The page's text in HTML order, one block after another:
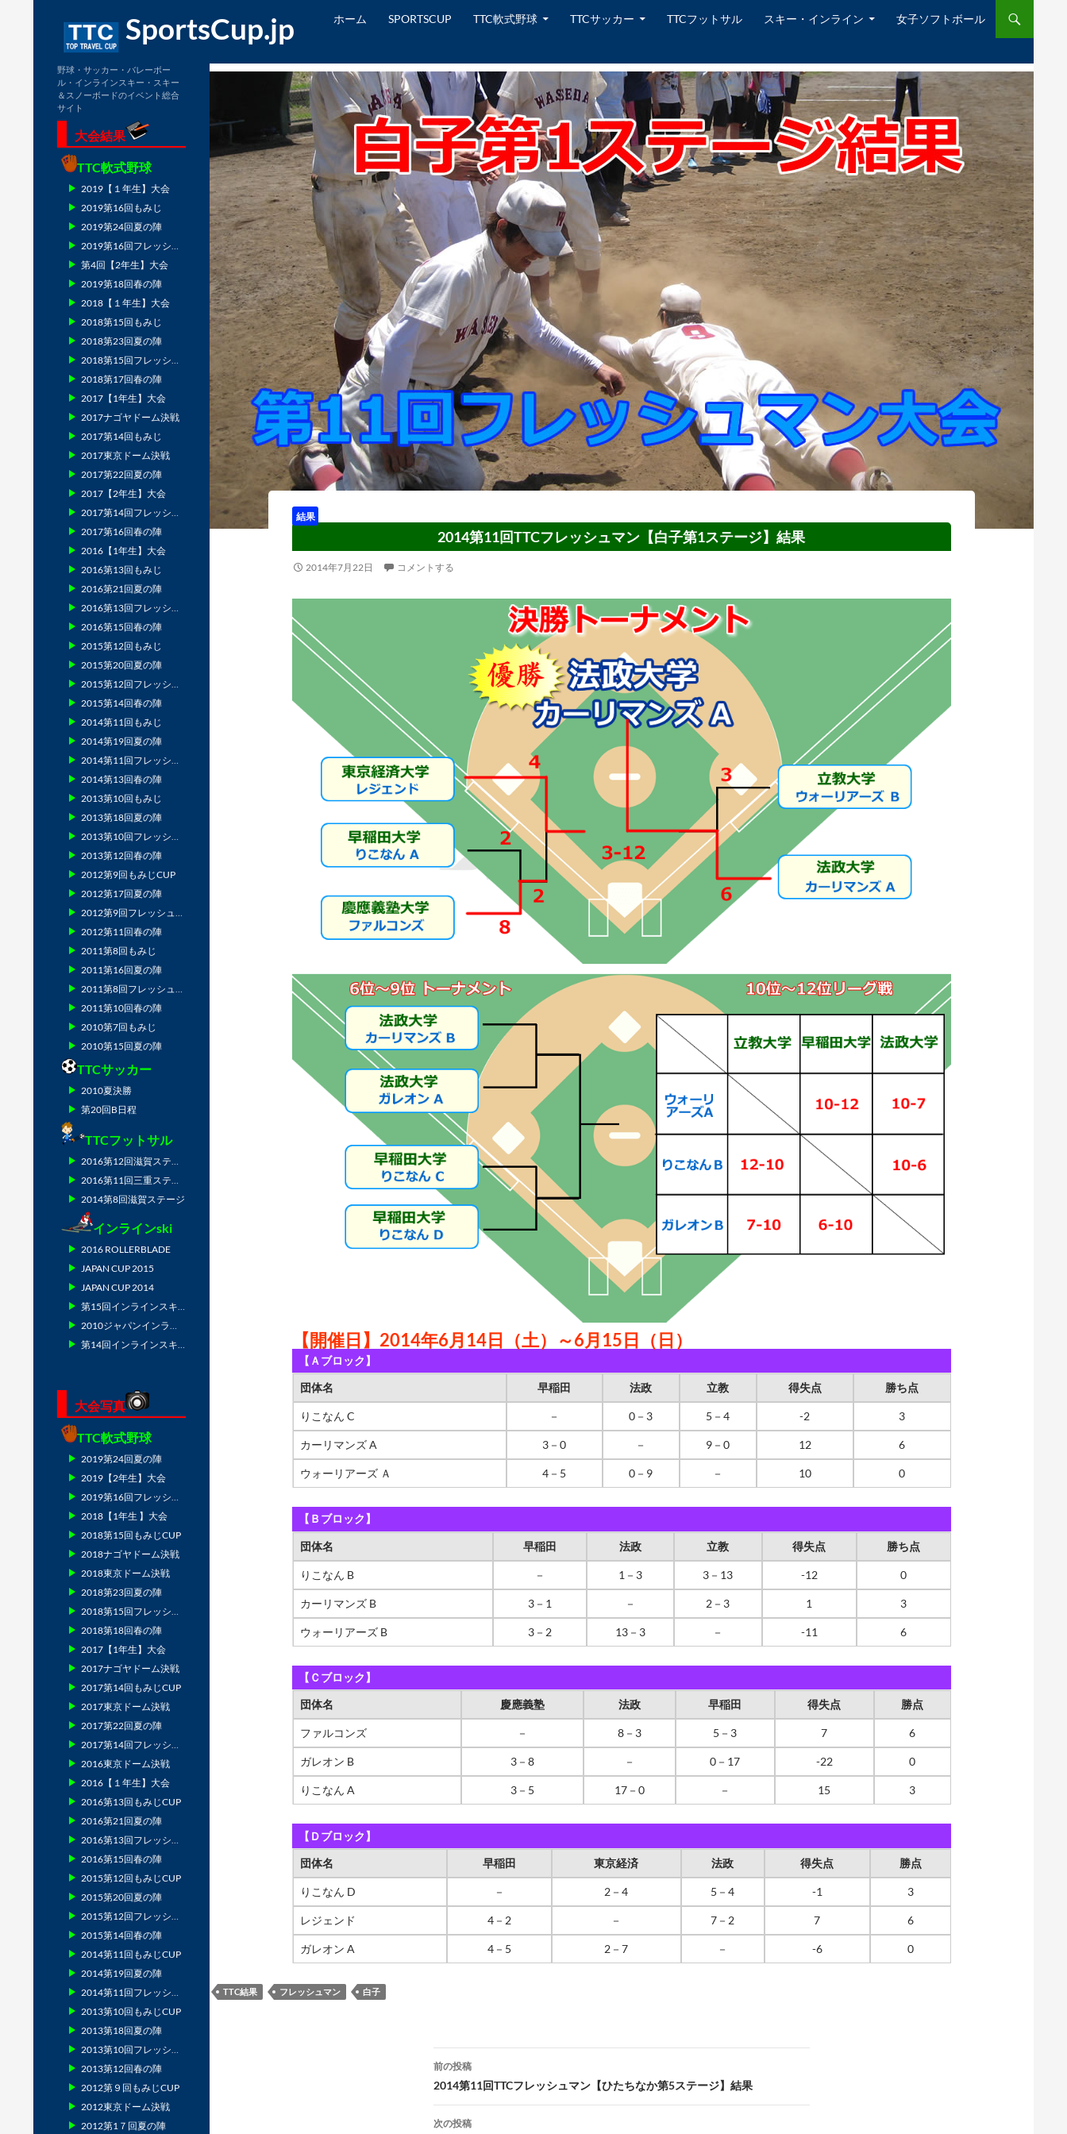
SportsCup.jp
ホーム
SPORTSCUP TTC軟式野球 TTCサッカー TTCフットサル スキー・インライン 女子ソフトボール
結果
2014第11回TTCフレッシュマン【白子第1ステージ】結果
2014年7月22日 コメントする
【開催日】2014年6月14日（土）～6月15日（日）
【Ａブロック】
団体名 早稲田 法政 立教 得失点 勝ち点
りこなん C － 0－3 5－4 -2 3
カーリマンズ A 3－0 － 9－0 12 6
ウォーリアーズ Ａ 4－5 0－9 － 10 0
【Ｂブロック】
団体名 早稲田 法政 立教 得失点 勝ち点
りこなん B － 1－3 3－13 -12 0
カーリマンズ B 3－1 － 2－3 1 3
ウォーリアーズ B 3－2 13－3 － -11 6
【Ｃブロック】
団体名 慶應義塾 法政 早稲田 得失点 勝点
ファルコンズ － 8－3 5－3 7 6
ガレオン B 3－8 － 0－17 -22 0
りこなん A 3－5 17－0 － 15 3
【Ｄブロック】
団体名 早稲田 東京経済 法政 得失点 勝点
りこなん D － 2－4 5－4 -1 3
レジェンド 4－2 － 7－2 7 6
ガレオン A 4－5 2－7 － -6 0
TTC結果 フレッシュマン 白子
投
稿
ナ
前の投稿
2014第11回TTCフレッシュマン【ひたちなか第5ステージ】結果
次の投稿
野球・サッカー・バレーボー
ル・インラインスキー・スキー
＆スノーボードのイベント総合
サイト
大会結果
TTC軟式野球
2019【１年生】大会
2019第16回もみじ
2019第24回夏の陣
2019第16回フレッシュマン
第4回【2年生】大会
2019第18回春の陣
2018【１年生】大会
2018第15回もみじ
2018第23回夏の陣
2018第15回フレッシュマン
2018第17回春の陣
2017【1年生】大会
2017ナゴヤドーム決戦
2017第14回もみじ
2017東京ドーム決戦
2017第22回夏の陣
2017【2年生】大会
2017第14回フレッシュマン
2017第16回春の陣
2016【1年生】大会
2016第13回もみじ
2016第21回夏の陣
2016第13回フレッシュマン
2016第15回春の陣
2015第12回もみじ
2015第20回夏の陣
2015第12回フレッシュマン
2015第14回春の陣
2014第11回もみじ
2014第19回夏の陣
2014第11回フレッシュマン
2014第13回春の陣
2013第10回もみじ
2013第18回夏の陣
2013第10回フレッシュマン
2013第12回春の陣
2012第9回もみじCUP
2012第17回夏の陣
2012第9回フレッシュマン
2012第11回春の陣
2011第8回もみじ
2011第16回夏の陣
2011第8回フレッシュマン
2011第10回春の陣
2010第7回もみじ
2010第15回夏の陣
TTCサッカー
2010夏決勝
第20回B日程
TTCフットサル
2016第12回滋賀ステージ
2016第11回三重ステージ
2014第8回滋賀ステージ
インラインski
2016 ROLLERBLADE
JAPAN CUP 2015
JAPAN CUP 2014
第15回インラインスキー技術選
2010ジャパンインラインスキー
第14回インラインスキー技術選
大会写真
TTC軟式野球
2019第24回夏の陣
2019【2年生】大会
2019第16回フレッシュマン
2018【1年生 】大会
2018第15回もみじCUP
2018ナゴヤドーム決戦
2018東京ドーム決戦
2018第23回夏の陣
2018第15回フレッシュマン
2018第18回春の陣
2017【1年生】大会
2017ナゴヤドーム決戦
2017第14回もみじCUP
2017東京ドーム決戦
2017第22回夏の陣
2017第14回フレッシュマン
2016東京ドーム決戦
2016【１年生】大会
2016第13回もみじCUP
2016第21回夏の陣
2016第13回フレッシュマン
2016第15回春の陣
2015第12回もみじCUP
2015第20回夏の陣
2015第12回フレッシュマン
2015第14回春の陣
2014第11回もみじCUP
2014第19回夏の陣
2014第11回フレッシュマン
2013第10回もみじCUP
2013第18回夏の陣
2013第10回フレッシュマン
2013第12回春の陣
2012第９回もみじCUP
2012東京ドーム決戦
2012第1７回夏の陣